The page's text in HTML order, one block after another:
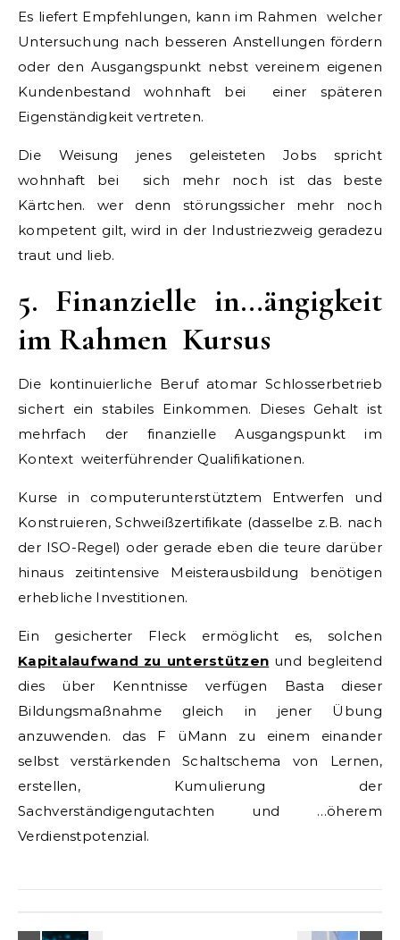
Es liefert Empfehlungen, kann im Rahmen welcher
Untersuchung nach besseren Anstellungen fördern
oder den Ausgangspunkt nebst vereinem eigenen
Kundenbestand wohnhaft bei einer späteren
Eigenständigkeit vertreten.
Die Weisung jenes geleisteten Jobs spricht
wohnhaft bei sich mehr noch ist das beste
Kärtchen. wer denn störungssicher mehr noch
kompetent gilt, wird in der Industriezweig geradezu
traut und lieb.
5. Finanzielle in…ängigkeit
im Rahmen Kursus
Die kontinuierliche Beruf atomar Schlosserbetrieb
sichert ein stabiles Einkommen. Dieses Gehalt ist
mehrfach der finanzielle Ausgangspunkt im
Kontext weiterführender Qualifikationen.
Kurse in computerunterstütztem Entwerfen und
Konstruieren, Schweißzertifikate (dasselbe z.B. nach
der ISO-Regel) oder gerade eben die teure darüber
hinaus zeitintensive Meisterausbildung benötigen
erhebliche Investitionen.
Ein gesicherter Fleck ermöglicht es, solchen
Kapitalaufwand zu unterstützen und begleitend
dies über Kenntnisse verfügen Basta dieser
Bildungsmaßnahme gleich in jener Übung
anzuwenden. das F üMann zu einem einander
selbst verstärkenden Schaltschema von Lernen,
erstellen, Kumulierung der
Sachverständigengutachten und …öherem
Verdienstpotenzial.